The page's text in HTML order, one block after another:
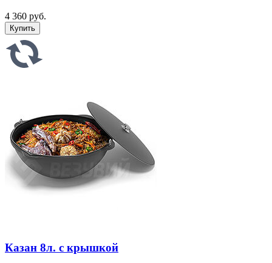
4 360 руб.
Казан 8л. с крышкой